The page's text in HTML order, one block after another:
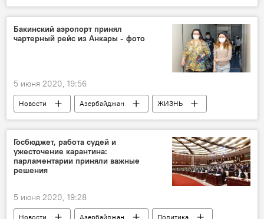
Азербайджан
Происшествия
Экономика
Мертвечина
Баку
Бакинский аэропорт принял
чартерный рейс из Анкары - фото
5 июня 2020, 19:56
Новости Азербайджан
ЖИЗНЬ
Новости мира
Рейс
Баку
Анкара
Госбюджет, работа судей и
ужесточение карантина:
парламентарии приняли важные
решения
5 июня 2020, 19:28
Новости Азербайджан Политика